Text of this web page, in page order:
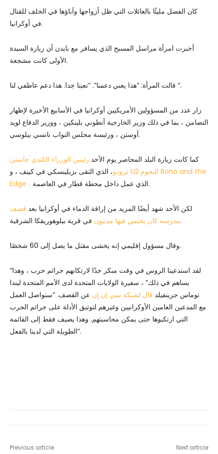
كان الفصل مليئًا بالعائلات التي ظل أزواجها وآباؤها في الخلف للقتال
في أوكرانيا.
أخبرت امرأة مراسل المسبح الذي يسافر مع بايدن أن زيارة السيدة
الأولى كانت مشجعة.
قالت المرأة: “هذا يعني دعمنا”. “تعبنا جدا. هذا دعم عاطفي لنا “.
زار عدد من المسؤولين الأمريكيين أوكرانيا في الأسابيع الأخيرة لإظهار
التضامن ، بما في ذلك وزير الخارجية أنطوني بلينكين ، ووزير الدفاع لويد
أوستن ، ورئيسة مجلس النواب نانسي بيلوسي.
كما كانت زيارة البلد المحاصر يوم الأحد رئيس الوزراء الكندي جاستن
ترودو U2 النجوم Bono and the
Edge ،
الذي عمل داخل محطة قطار في العاصمة.
لكن الأحد شهد أيضًا المزيد من إراقة الدماء في أوكرانيا بعد قصف
مدرسة كان يحتمي فيها مدنيونفي قرية بيلوهوريفكا الشرقية.
وقال مسؤول إقليمي إنه يخشى مقتل ما يصل إلى 60 شخصًا.
“لقد استدعينا الروس في وقت مبكر جدًا لارتكابهم جرائم حرب ، وهذا
يساهم في ذلك” ، سفيرة الولايات المتحدة لدى الأمم المتحدة ليندا
توماس جرينفيلد قال لشبكة سي إن إن عن القصف. “سنواصل العمل
مع المدعين العامين الأوكرانيين وغيرهم لتوثيق الأدلة على جرائم الحرب
التي ارتكبوها حتى يمكن محاسبتهم. وهذا يضيف فقط إلى القائمة
الطويلة التي لدينا بالفعل”.
Previous article Next article